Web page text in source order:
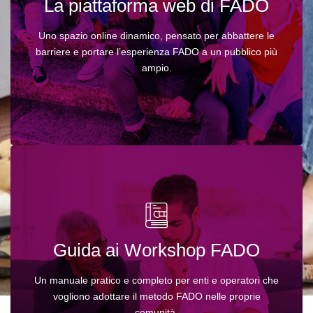
La piattaforma web di FADO
Uno spazio online dinamico, pensato per abbattere le
barriere e portare l’esperienza FADO a un pubblico più
ampio.
l’empowerment e l’autoespressione.
Risorse multimediali coinvolgenti
– video,
grafiche e discussioni interattive per dare vita a
storie e strategie.
Spazi sicuri di connessione– una piattaforma
dedicata dove vittime e facilitatori possono
condividere esperienze, offrire supporto e
crescere insieme.
Guida ai Workshop FADO
Un manuale pratico e completo per enti e operatori che
vogliono adottare il metodo FADO nelle proprie
Questa guida:
Offre metodologie chiare e dettagliate
istruzioni passo dopo passo per progettare e
condurre workshop teatrali trasformativi.
Garantisce un impatto duraturo
– strategie
flessibili, adattabili a diversi contesti culturali e
sociali.